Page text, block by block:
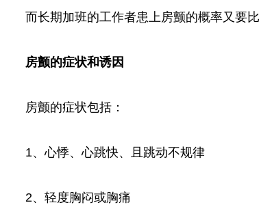
而长期加班的工作者患上房颤的概率又要比
房颤的症状和诱因
房颤的症状包括：
1、心悸、心跳快、且跳动不规律
2、轻度胸闷或胸痛